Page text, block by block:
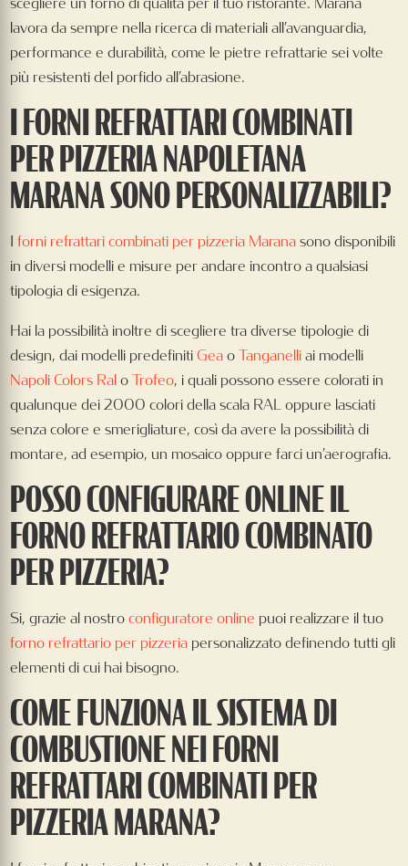
lavora da sempre nella ricerca di materiali all’avanguardia,
performance e durabilità, come le pietre refrattarie sei volte
più resistenti del porfido all’abrasione.
I FORNI REFRATTARI COMBINATI
PER PIZZERIA NAPOLETANA
MARANA SONO PERSONALIZZABILI?
Iforni refrattari combinati per pizzeria Maranasono disponibili
in diversi modelli e misure per andare incontro a qualsiasi
tipologia di esigenza.
Hai la possibilità inoltre di scegliere tra diverse tipologie di
design, dai modelli predefinitiGeaoTanganelliai modelli
Napoli Colors RaloTrofeo, i quali possono essere colorati in
qualunque dei 2000 colori della scala RAL oppure lasciati
senza colore e smerigliature, così da avere la possibilità di
montare, ad esempio, un mosaico oppure farci un’aerografia.
POSSO CONFIGURARE ONLINE IL
FORNO REFRATTARIO COMBINATO
PER PIZZERIA?
Si, grazie al nostroconfiguratore online puoi realizzare il tuo
forno refrattario per pizzeria personalizzato definendo tutti gli
elementi di cui hai bisogno.
COME FUNZIONA IL SISTEMA DI
COMBUSTIONE NEI FORNI
REFRATTARI COMBINATI PER
PIZZERIA MARANA?